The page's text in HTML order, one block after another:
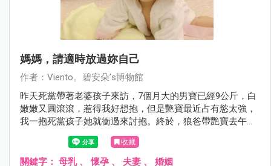
媽媽，請適時放過妳自己
作者：Viento。碧安朵’s博物館
昨天死黨帶著老婆孩子來訪，7個月大的男寶已經9公斤，白
嫩嫩又圓滾滾，惹得我好想抱，但是艷寶最近占有慾太強，
我一抱死黨孩子她就衝過來討抱。終於，狼爸帶艷寶去午
睡，我們才有點時間好好聊聊。死黨感謝我在他們剛進月子
中心時，給他們關於哺乳的建議，讓他們感到獲得救贖。我
看著他老婆說：「要適時放過自己！」
收藏
關鍵字： 母乳、懷孕 、 夫妻 、 婚姻